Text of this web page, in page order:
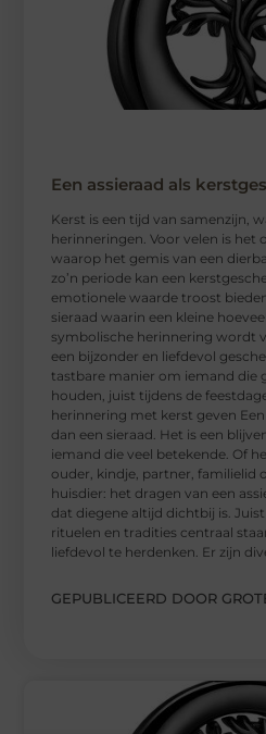
Een assieraad als
Kerst is een tijd van samenzijn,
herinneringen. Voor velen is het
waarop het gemis van een
zo’n periode kan een
emotionele waarde troost
sieraad waarin een kleine
symbolische herinnering wordt
een bijzonder en liefdevol
tastbare manier om iemand
houden, juist tijdens de
herinnering met kerst geven
dan een sieraad. Het is een
iemand die veel betekende. Of
ouder, kindje, partner, familielid
huisdier: het dragen van een
dat diegene altijd dichtbij is.
rituelen en tradities centraal
liefdevol te herdenken. Er zijn
GEPUBLICEERD DOOR